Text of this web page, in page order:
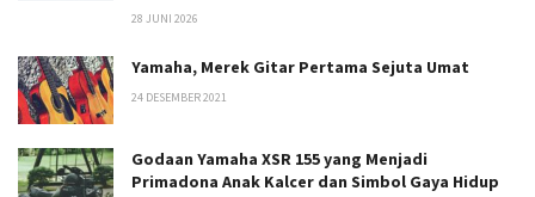
28 JUNI 2026
Yamaha, Merek Gitar Pertama Sejuta Umat
24 DESEMBER 2021
Godaan Yamaha XSR 155 yang Menjadi
Primadona Anak Kalcer dan Simbol Gaya Hidup